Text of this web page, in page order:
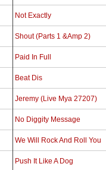
Not Exactly
Shout (Parts 1 &Amp 2)
Paid In Full
Beat Dis
Jeremy (Live Mya 27207)
No Diggity Message
We Will Rock And Roll You
Push It Like A Dog